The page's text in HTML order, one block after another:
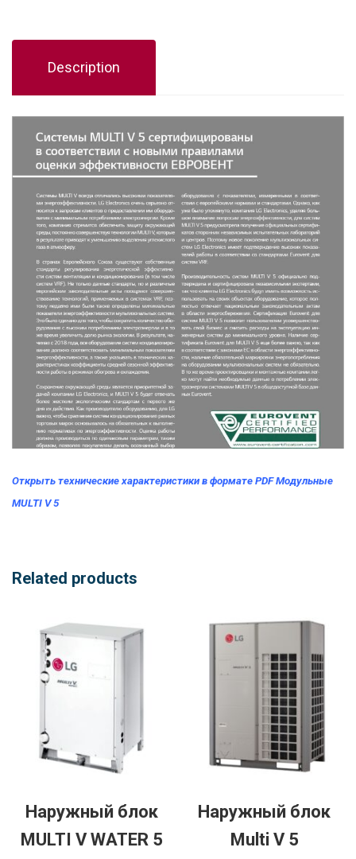
Description
Открыть технические характеристики в формате PDF Модульные
MULTI V 5
Related products
Наружный блок
MULTI V WATER 5
Наружный блок
Multi V 5